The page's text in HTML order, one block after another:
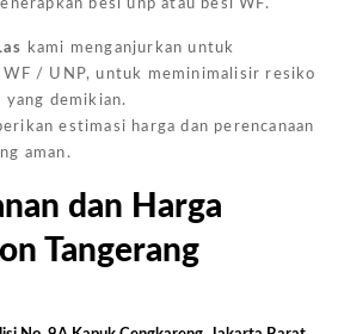
besi unp atau besi WF.
kami menganjurkan untuk
WF / UNP, untuk meminimalisir resiko
yang demikian.
estimasi harga dan perencanaan
aman.
dan Harga
Tangerang